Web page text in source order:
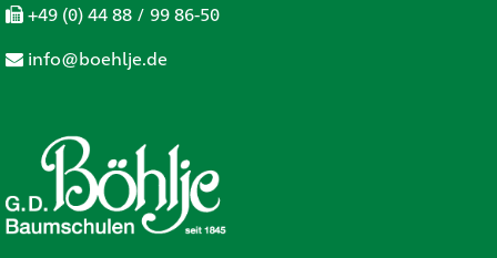
+49 (0) 44 88 / 99 86-50
info@boehlje.de